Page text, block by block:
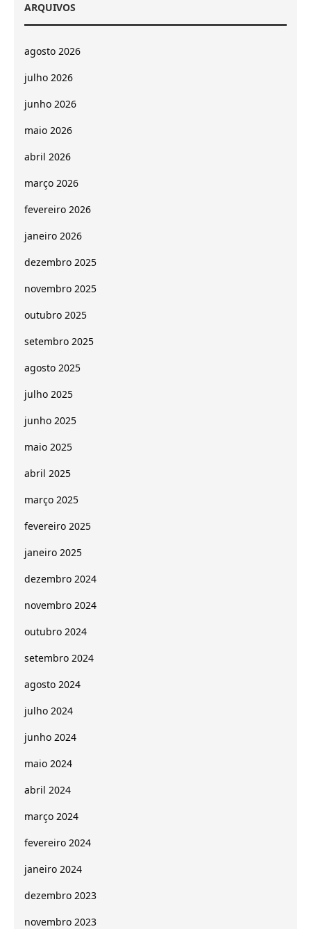
ARQUIVOS
agosto 2026
julho 2026
junho 2026
maio 2026
abril 2026
março 2026
fevereiro 2026
janeiro 2026
dezembro 2025
novembro 2025
outubro 2025
setembro 2025
agosto 2025
julho 2025
junho 2025
maio 2025
abril 2025
março 2025
fevereiro 2025
janeiro 2025
dezembro 2024
novembro 2024
outubro 2024
setembro 2024
agosto 2024
julho 2024
junho 2024
maio 2024
abril 2024
março 2024
fevereiro 2024
janeiro 2024
dezembro 2023
novembro 2023